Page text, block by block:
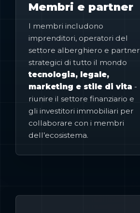
Membri e partner
I membri includono
imprenditori, operatori del
settore alberghiero e partner
strategici di tutto il mondo
tecnologia, legale,
marketing e stile di vita -
riunire il settore finanziario e
gli investitori immobiliari per
collaborare con i membri
dell’ecosistema.